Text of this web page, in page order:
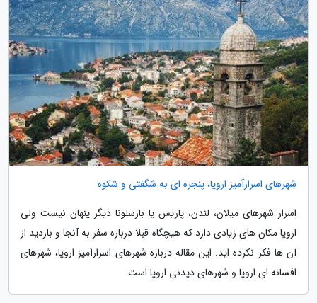
شهرهای اسرارآمیز اروپا، پنجره ای به شگفتی و شکوه
اسرار شهرهای میلان، لندن، پاریس یا بارسلونا دیگر پنهان نیست ولی
اروپا مکان های زیادی دارد که هیچگاه قبلا درباره سفر به آنجا و بازدید از
آن ها فکر نکرده اید. این مقاله درباره شهرهای اسرارآمیز اروپا، شهرهای
افسانه ای اروپا و شهرهای دیدنی اروپا است.